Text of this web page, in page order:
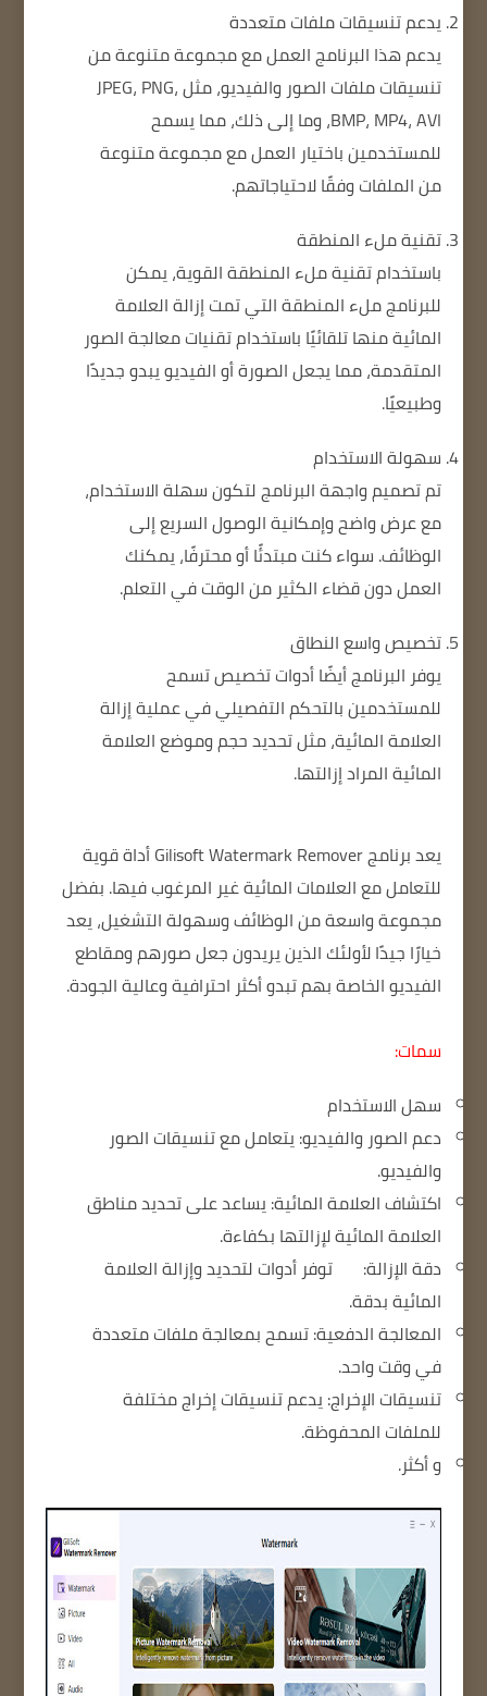
يدعم تنسيقات ملفات متعددة
يدعم هذا البرنامج العمل مع مجموعة متنوعة من
تنسيقات ملفات الصور والفيديو، مثل JPEG، PNG،
BMP، MP4، AVI، وما إلى ذلك، مما يسمح
للمستخدمين باختيار العمل مع مجموعة متنوعة
من الملفات وفقًا لاحتياجاتهم.
تقنية ملء المنطقة
باستخدام تقنية ملء المنطقة القوية، يمكن
للبرنامج ملء المنطقة التي تمت إزالة العلامة
المائية منها تلقائيًا باستخدام تقنيات معالجة الصور
المتقدمة، مما يجعل الصورة أو الفيديو يبدو جديدًا
وطبيعيًا.
سهولة الاستخدام
تم تصميم واجهة البرنامج لتكون سهلة الاستخدام،
مع عرض واضح وإمكانية الوصول السريع إلى
الوظائف. سواء كنت مبتدئًا أو محترفًا، يمكنك
العمل دون قضاء الكثير من الوقت في التعلم.
تخصيص واسع النطاق
يوفر البرنامج أيضًا أدوات تخصيص تسمح
للمستخدمين بالتحكم التفصيلي في عملية إزالة
العلامة المائية، مثل تحديد حجم وموضع العلامة
المائية المراد إزالتها.
يعد برنامج Gilisoft Watermark Remover
أداة قوية
للتعامل مع العلامات المائية غير المرغوب فيها. بفضل
مجموعة واسعة من الوظائف وسهولة التشغيل، يعد
خيارًا جيدًا لأولئك الذين يريدون جعل صورهم ومقاطع
الفيديو الخاصة بهم تبدو أكثر احترافية وعالية الجودة.
سمات:
سهل الاستخدام
دعم الصور والفيديو:يتعامل مع تنسيقات الصور
والفيديو.
اكتشاف العلامة المائية:يساعد على تحديد مناطق
العلامة المائية لإزالتها بكفاءة.
دقة الإزالة:
توفر أدوات لتحديد وإزالة العلامة
المائية بدقة.
المعالجة الدفعية:تسمح بمعالجة ملفات متعددة
في وقت واحد.
تنسيقات الإخراج:يدعم تنسيقات إخراج مختلفة
للملفات المحفوظة.
و أكثر.